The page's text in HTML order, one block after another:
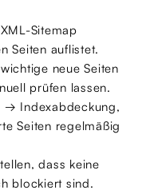
Sitemap
Seiten auflistet.
neue Seiten
prüfen lassen.
→ Indexabdeckung,
Seiten regelmäßig
dass keine
blockiert sind.